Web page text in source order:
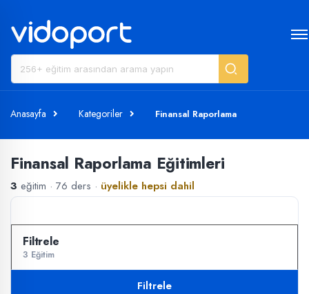
Anasayfa Kategoriler Finansal Raporlama
Finansal Raporlama Eğitimleri
3 eğitim · 76 ders · üyelikle hepsi dahil
3 Eğitim
Filtrele